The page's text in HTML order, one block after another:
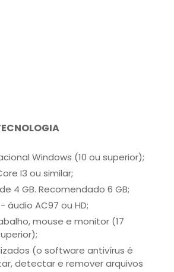
Windows (10 ou superior);
I3 ou similar;
4 GB. Recomendado 6 GB;
áudio AC97 ou HD;
mouse e monitor (17
(o software antivírus é
detectar e remover arquivos